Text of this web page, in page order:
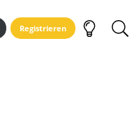
Registrieren